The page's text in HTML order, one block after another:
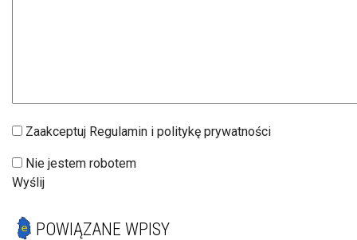
Zaakceptuj Regulamin i politykę prywatności
Nie jestem robotem
Wyślij
POWIĄZANE WPISY